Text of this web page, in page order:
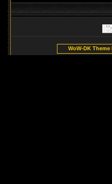
WoW-DK Theme